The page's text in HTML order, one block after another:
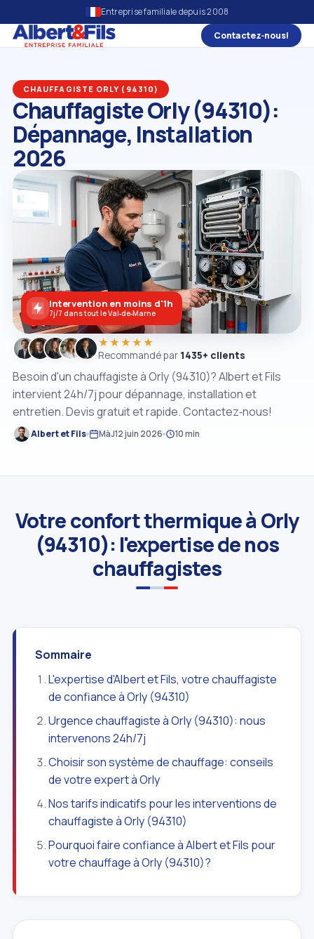
Entreprise familiale depuis 2008
Contactez‑nous!
CHAUFFAGISTE ORLY (94310)
Chauffagiste Orly (94310):
Dépannage, Installation
2026
Besoin d'un chauffagiste à Orly (94310)? Albert et Fils
intervient 24h/7j pour dépannage, installation et
entretien. Devis gratuit et rapide. Contactez‑nous!
Albert et Fils MàJ12 juin 2026 10 min
★★★★★
Recommandé par 1435+ clients
Intervention en moins d'1h
7j/7 dans tout le Val‑de‑Marne
Votre confort thermique à Orly
(94310): l'expertise de nos
chauffagistes
Sommaire
L'expertise d'Albert et Fils, votre chauffagiste
de confiance à Orly (94310)
Urgence chauffagiste à Orly (94310): nous
intervenons 24h/7j
Choisir son système de chauffage: conseils
de votre expert à Orly
Nos tarifs indicatifs pour les interventions de
chauffagiste à Orly (94310)
Pourquoi faire confiance à Albert et Fils pour
votre chauffage à Orly (94310)?